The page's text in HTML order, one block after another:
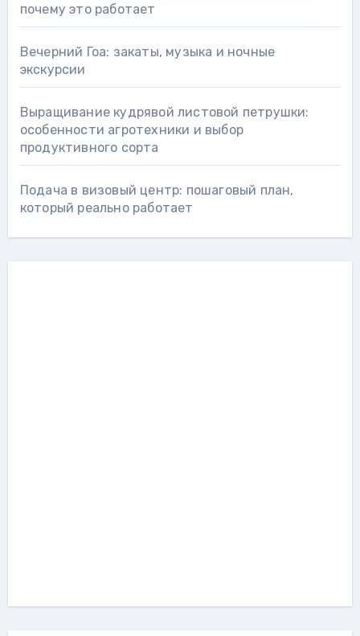
почему это работает
Вечерний Гоа: закаты, музыка и ночные
экскурсии
Выращивание кудрявой листовой петрушки:
особенности агротехники и выбор
продуктивного сорта
Подача в визовый центр: пошаговый план,
который реально работает